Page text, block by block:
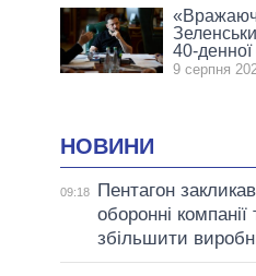
40-
9 серпня
НОВИНИ
09:18
Пентагон
оборонні компанії
збільшити